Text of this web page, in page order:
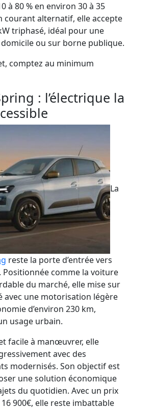
à 80 % en environ 30 à 35
courant alternatif, elle accepte
triphasé, idéal pour une
ou sur borne publique.
comptez au minimum
: l’électrique la
La
reste la porte d’entrée vers
Positionnée comme la voiture
du marché, elle mise sur
avec une motorisation légère
d’environ 230 km,
usage urbain.
facile à manœuvrer, elle
avec des
modernisés. Son objectif est
une solution économique
du quotidien. Avec un prix
900€, elle reste imbattable